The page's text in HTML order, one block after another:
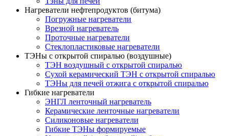
Нагреватели нефтепродуктов (битума)
Погружные нагреватели
Врезной нагреватель
Проточные нагреватели
Стеклопластиковые нагреватели
ТЭНы с открытой спиралью (воздушные)
ТЭН воздушный с открытой спиралью
Сухой керамический ТЭН с открытой спиралью
ТЭНы для печей отжига с открытой спиралью
Гибкие нагреватели
ЭНГЛ ленточный нагреватель
Керамические ленточные нагреватели
Силиконовые нагреватели
Гибкие ТЭНы формируемые